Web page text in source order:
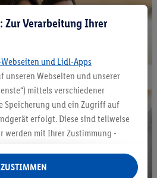
Zur Verarbeitung Ihrer
und Lidl-Apps
unseren Webseiten und unserer
mittels verschiedener
Speicherung und ein Zugriff auf
erfolgt. Diese sind teilweise
werden mit Ihrer Zustimmung -
mit dem IAB TCF
ZUSTIMMEN